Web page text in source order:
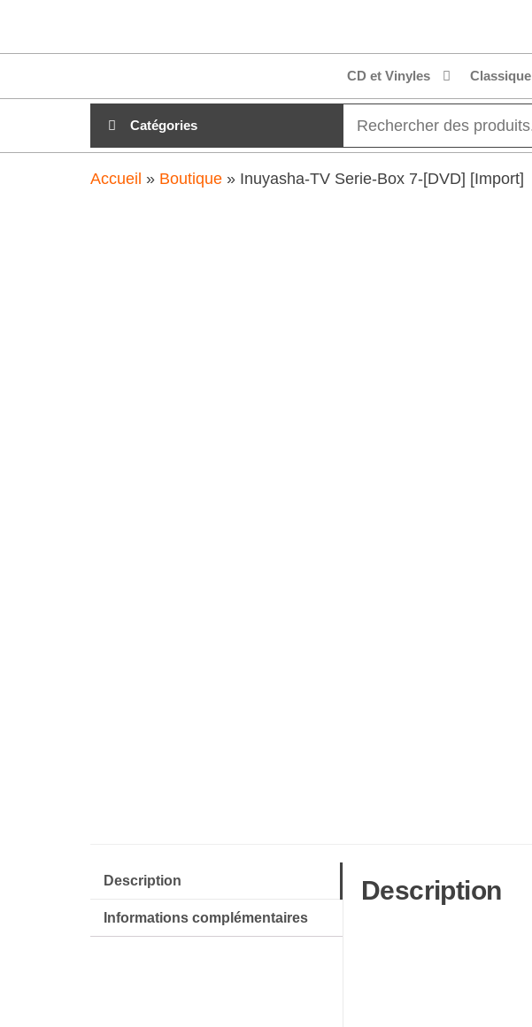
clubdial.fr
CD et Vinyles Classique
Catégories
Accueil » Boutique » Inuyasha-TV Serie-Box 7-[DVD] [Import]
Description
Informations complémentaires
Description